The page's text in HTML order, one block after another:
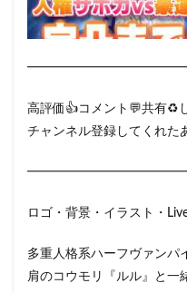
高評価👍コメント💬共有♻️
チャンネル登録してくれた
ロゴ・背景・イラスト・
多重人格系ハーフヴァンパ
肩のコウモリ『ルル』と一